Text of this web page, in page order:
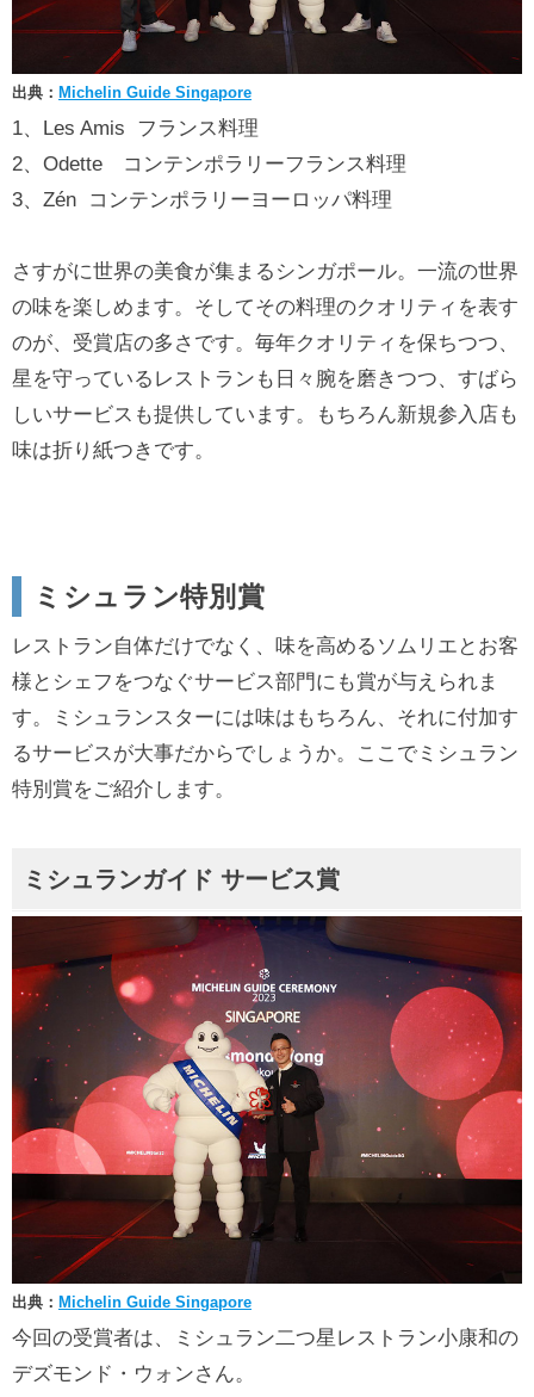
出典： Michelin Guide Singapore
1、Les Amis フランス料理
2、Odette コンテンポラリーフランス料理
3、Zén コンテンポラリーヨーロッパ料理
さすがに世界の美食が集まるシンガポール。一流の世界
の味を楽しめます。そしてその料理のクオリティを表す
のが、受賞店の多さです。毎年クオリティを保ちつつ、
星を守っているレストランも日々腕を磨きつつ、すばら
しいサービスも提供しています。もちろん新規参入店も
味は折り紙つきです。
ミシュラン特別賞
レストラン自体だけでなく、味を高めるソムリエとお客
様とシェフをつなぐサービス部門にも賞が与えられま
す。ミシュランスターには味はもちろん、それに付加す
るサービスが大事だからでしょうか。ここでミシュラン
特別賞をご紹介します。
ミシュランガイド サービス賞
出典： Michelin Guide Singapore
今回の受賞者は、ミシュラン二つ星レストラン小康和の
デズモンド・ウォンさん。